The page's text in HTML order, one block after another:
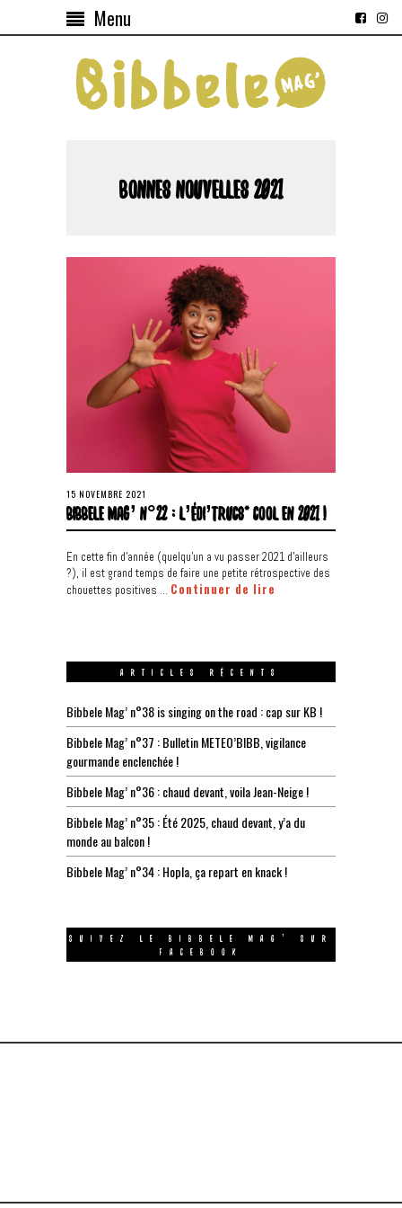
Menu
BONNES NOUVELLES 2021
15 NOVEMBRE 2021
BIBBELE MAG’ N°22 : L’ÉDI’TRUCS* COOL EN 2021 !
En cette fin d’année (quelqu’un a vu passer 2021 d’ailleurs
?), il est grand temps de faire une petite rétrospective des
chouettes positives … Continuer de lire
ARTICLES RÉCENTS
Bibbele Mag’ n°38 is singing on the road : cap sur KB !
Bibbele Mag’ n°37 : Bulletin METEO’BIBB, vigilance
gourmande enclenchée !
Bibbele Mag’ n°36 : chaud devant, voila Jean-Neige !
Bibbele Mag’ n°35 : Été 2025, chaud devant, y’a du
monde au balcon !
Bibbele Mag’ n°34 : Hopla, ça repart en knack !
SUIVEZ LE BIBBELE MAG’ SUR
FACEBOOK